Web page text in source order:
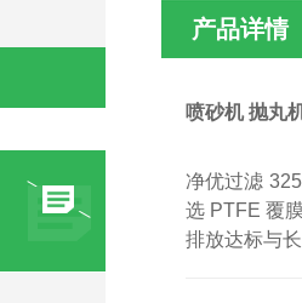
产品详情
喷砂机 抛丸
净优过滤
选 PTFE 覆
排放达标与